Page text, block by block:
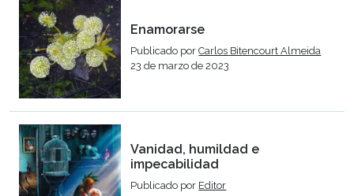
Enamorarse
Publicado porCarlos Bitencourt Almeida
23 de marzo de 2023
Vanidad, humildad e
impecabilidad
Publicado por Editor